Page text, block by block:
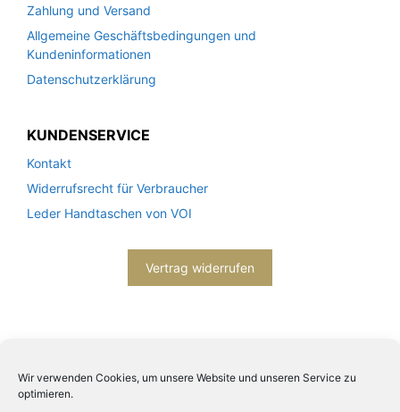
Wir verwenden Cookies, um unsere Website und unseren Service zu
optimieren.
Zahlung und Versand
Allgemeine Geschäftsbedingungen und
Kundeninformationen
Datenschutzerklärung
KUNDENSERVICE
Kontakt
Widerrufsrecht für Verbraucher
Leder Handtaschen von VOI
Vertrag widerrufen